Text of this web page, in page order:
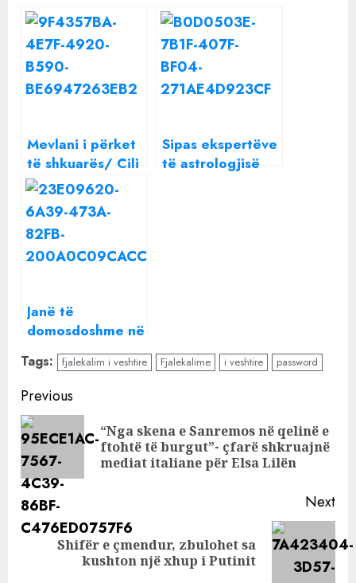
Mevlani i përket
të shkuarës/ Cili
është djali që i ka
vjedhur zemrën
ish-konkurentes
së Për’puthen
Sipas ekspertëve
të astrologjisë
Janë të
domosdoshme në
verë, por sipas
ekspertëve syzet
e diellit nuk
duhen mbajtur
kurrë gjatë këtij
orari
Tags: fjalekalim i veshtire Fjalekalime i veshtire password
Continue
Reading
Previous
“Nga skena e Sanremos në qelinë e
ftohtë të burgut”- çfarë shkruajnë
mediat italiane për Elsa Lilën
Next
Shifër e çmendur, zbulohet sa
kushton një xhup i Putinit